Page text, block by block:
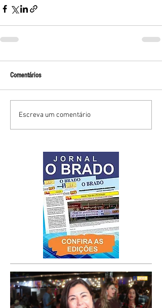
Comentários
Escreva um comentário